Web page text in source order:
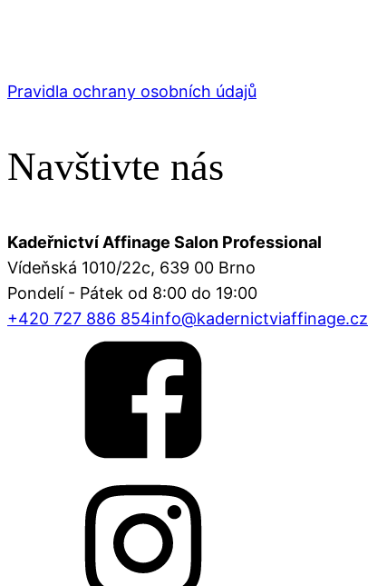
Pravidla ochrany osobních údajů
Navštivte nás
Kadeřnictví Affinage Salon Professional
Vídeňská 1010/22c, 639 00 Brno
Pondelí - Pátek od 8:00 do 19:00
+420 727 886 854info@kadernictviaffinage.cz